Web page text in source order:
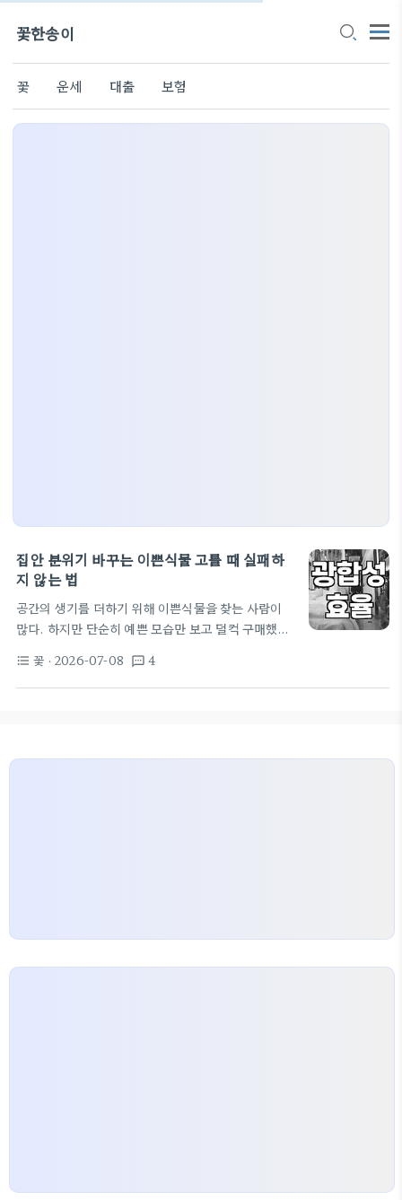
꽃한송이
꽃 운세 대출 보험
집안 분위기 바꾸는 이쁜식물 고를 때 실패하
지 않는 법
공간의 생기를 더하기 위해 이쁜식물을 찾는 사람이
많다. 하지만 단순히 예쁜 모습만 보고 덜컥 구매했다
며 스트레스를 받기 십상이다. 전문가 입장에서 보면
식물은 인테리어 소품이 아니라 살아있는 생명체라는
format_list_bulleted 꽃 · 2026-07-08 textsms 4